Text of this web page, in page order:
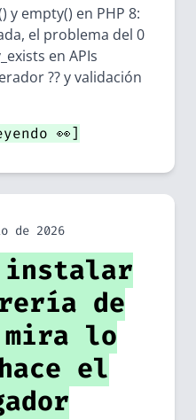
y empty() en PHP 8:
el problema del 0
en APIs
?? y validación
👀]
de 2026
instalar
de
lo
el